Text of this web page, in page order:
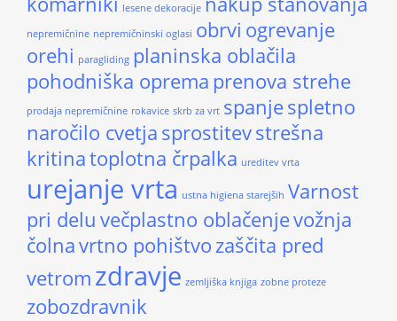
lesene dekoracije
nepremičnine nepremičninski oglasi obrvi ogrevanje
orehi paragliding planinska oblačila
pohodniška oprema prenova strehe
prodaja nepremičnine rokavice skrb za vrt spanjespletno
naročilo cvetja sprostitevstrešna
kritinatoplotna črpalka ureditev vrta
urejanje vrta ustna higiena starejših Varnost
pri delu večplastno oblačenjevožnja
čolnavrtno pohištvo zaščita pred
vetrom zdravje zemljiška knjiga zobne proteze
zobozdravnik